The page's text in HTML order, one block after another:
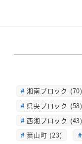
湘南ブロック (70)
県央ブロック (58)
西湘ブロック (43)
葉山町 (23)